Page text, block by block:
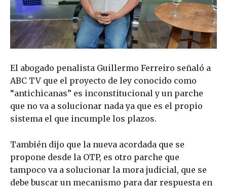
El abogado penalista Guillermo Ferreiro señaló a
ABC TV que el proyecto de ley conocido como
“antichicanas” es inconstitucional y un parche
que no va a solucionar nada ya que es el propio
sistema el que incumple los plazos.
También dijo que la nueva acordada que se
propone desde la OTP, es otro parche que
tampoco va a solucionar la mora judicial, que se
debe buscar un mecanismo para dar respuesta en